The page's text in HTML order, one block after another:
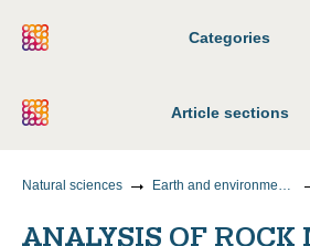
Categories
Article sections
Natural sciences Earth and environmental sciences
ANALYSIS OF ROCK